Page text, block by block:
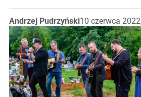
Andrzej Pudrzyński10 czerwca